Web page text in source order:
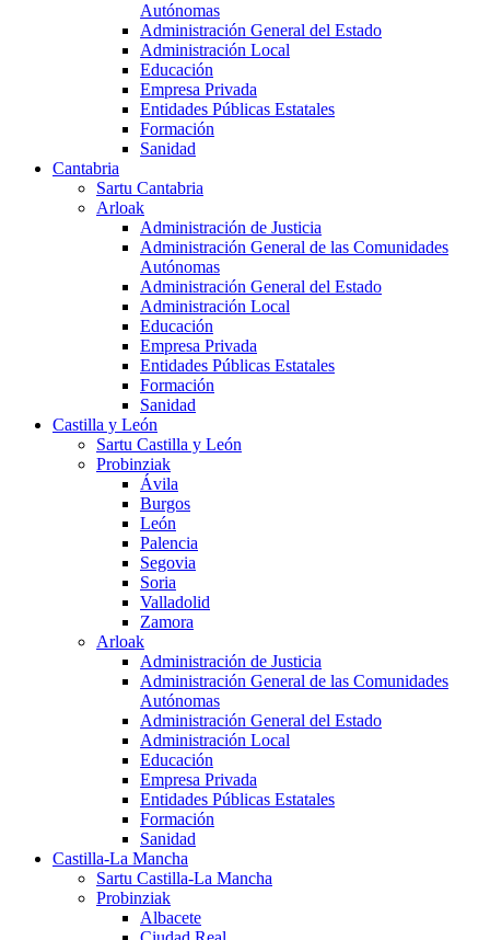
Autónomas
Administración General del Estado
Administración Local
Educación
Empresa Privada
Entidades Públicas Estatales
Formación
Sanidad
Cantabria
Sartu Cantabria
Arloak
Administración de Justicia
Administración General de las Comunidades
Autónomas
Administración General del Estado
Administración Local
Educación
Empresa Privada
Entidades Públicas Estatales
Formación
Sanidad
Castilla y León
Sartu Castilla y León
Probinziak
Ávila
Burgos
León
Palencia
Segovia
Soria
Valladolid
Zamora
Arloak
Administración de Justicia
Administración General de las Comunidades
Autónomas
Administración General del Estado
Administración Local
Educación
Empresa Privada
Entidades Públicas Estatales
Formación
Sanidad
Castilla-La Mancha
Sartu Castilla-La Mancha
Probinziak
Albacete